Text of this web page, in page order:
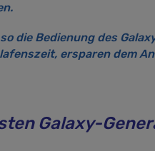
die Bedienung des
ersparen dem
Galaxy-